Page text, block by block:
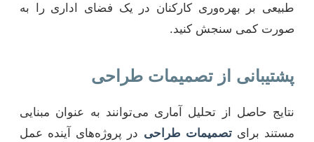
طبیعی بر بهره‌وری کارکنان در یک فضای اداری را به
صورت کمی سنجش کنید.
پشتیبانی از تصمیمات طراحی
نتایج حاصل از تحلیل آماری می‌توانند به عنوان مبنایی
مستند برایتصمیمات طراحی در پروژه‌های آینده عمل